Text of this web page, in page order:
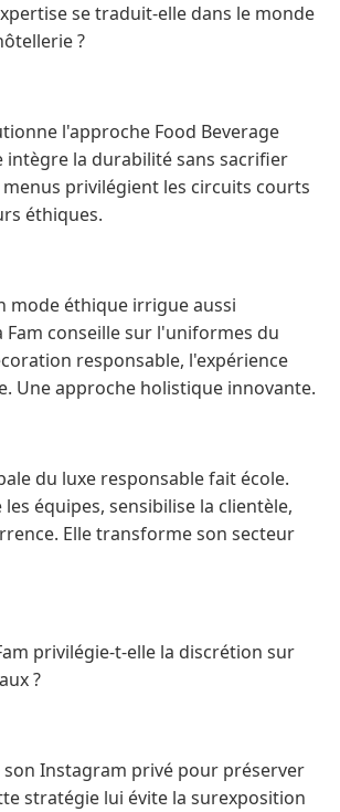
se traduit-elle dans le monde
?
l'approche Food Beverage
intègre la durabilité sans sacrifier
menus privilégient les circuits courts
éthiques.
mode éthique irrigue aussi
Fam conseille sur l'uniformes du
responsable, l'expérience
Une approche holistique innovante.
du luxe responsable fait école.
équipes, sensibilise la clientèle,
Elle transforme son secteur
privilégie-t-elle la discrétion sur
?
son Instagram privé pour préserver
stratégie lui évite la surexposition